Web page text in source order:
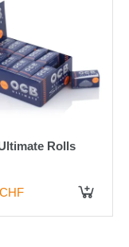
Rolls